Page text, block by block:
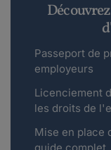
Passeport de
employeurs
Licenciement
les droits de
Mise en place